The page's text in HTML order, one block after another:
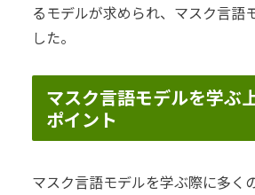
るモデルが求められ、マスク言語
した。
マスク言語モデルを学ぶ
ポイント
マスク言語モデルを学ぶ際に多く